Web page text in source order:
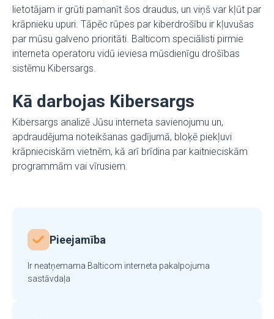
lietotājam ir grūti pamanīt šos draudus, un viņš var kļūt par
krāpnieku upuri. Tāpēc rūpes par kiberdrošību ir kļuvušas
par mūsu galveno prioritāti. Balticom speciālisti pirmie
interneta operatoru vidū ieviesa mūsdienīgu drošības
sistēmu Kibersargs.
Kā darbojas Kibersargs
Kibersargs analizē Jūsu interneta savienojumu un,
apdraudējuma noteikšanas gadījumā, bloķē piekļuvi
krāpnieciskām vietnēm, kā arī brīdina par kaitnieciskām
programmām vai vīrusiem.
Pieejamība
Ir neatņemama Balticom interneta pakalpojuma
sastāvdaļa